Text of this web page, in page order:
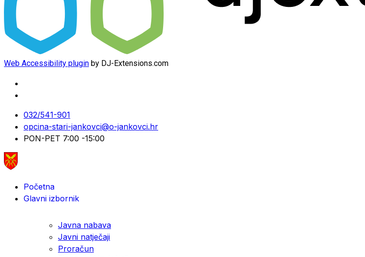
Web Accessibility plugin by DJ-Extensions.com
032/541-901
opcina-stari-jankovci@o-jankovci.hr
PON-PET 7:00 -15:00
Početna
Glavni izbornik
Javna nabava
Javni natječaji
Proračun